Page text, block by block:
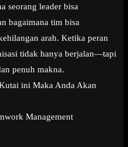
seorang leader bisa
bagaimana tim bisa
arah. Ketika peran
tidak hanya berjalan—tapi
penuh makna.
ini Maka Anda Akan
Management